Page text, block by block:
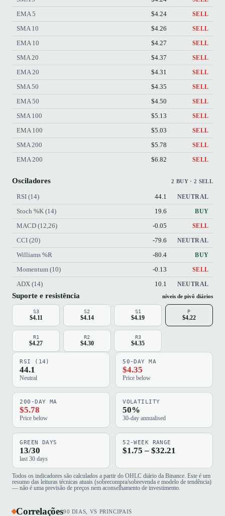
EMA 5 $4.24 SELL
SMA 10 $4.26 SELL
EMA 10 $4.27 SELL
SMA 20 $4.37 SELL
EMA 20 $4.31 SELL
SMA 50 $4.35 SELL
EMA 50 $4.50 SELL
SMA 100 $5.13 SELL
EMA 100 $5.03 SELL
SMA 200 $5.78 SELL
EMA 200 $6.82 SELL
Osciladores 2 BUY · 2 SELL
RSI (14) 44.1 NEUTRAL
Stoch %K (14) 19.6 BUY
MACD (12,26) -0.05 SELL
CCI (20) -79.6 NEUTRAL
Williams %R -80.4 BUY
Momentum (10) -0.13 SELL
ADX (14) 10.1 NEUTRAL
Suporte e resistência níveis de pivô diários
S3
$4.11
S2
$4.14
S1
$4.19
P
$4.22
R1
$4.27
R2
$4.30
R3
$4.35
RSI (14)
44.1
Neutral
50-DAY MA
$4.35
Price below
200-DAY MA
$5.78
Price below
VOLATILITY
50%
30-day annualised
GREEN DAYS
13/30
last 30 days
52-WEEK RANGE
$1.75 – $32.21
Todos os indicadores são calculados a partir do OHLC diário da Binance. Este é um
resumo das leituras técnicas atuais (sobrecompra/sobrevenda e modelo de tendência)
— não é uma previsão de preços nem aconselhamento de investimento.
Correlações90 DIAS, VS PRINCIPAIS